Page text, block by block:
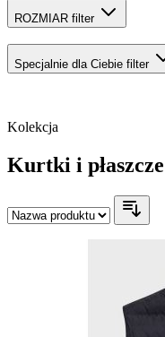
ROZMIAR filter
Specjalnie dla Ciebie filter
Kolekcja
Kurtki i płaszcze